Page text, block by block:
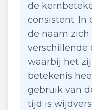
de
consistent. In
de naam
verschillende
waarbij het
betekenis
gebruik van
tijd is